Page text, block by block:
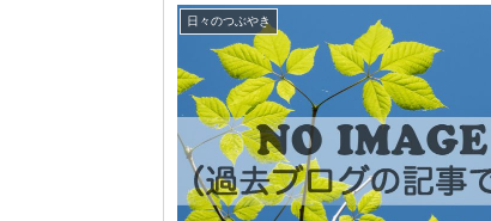
日々のつぶやき